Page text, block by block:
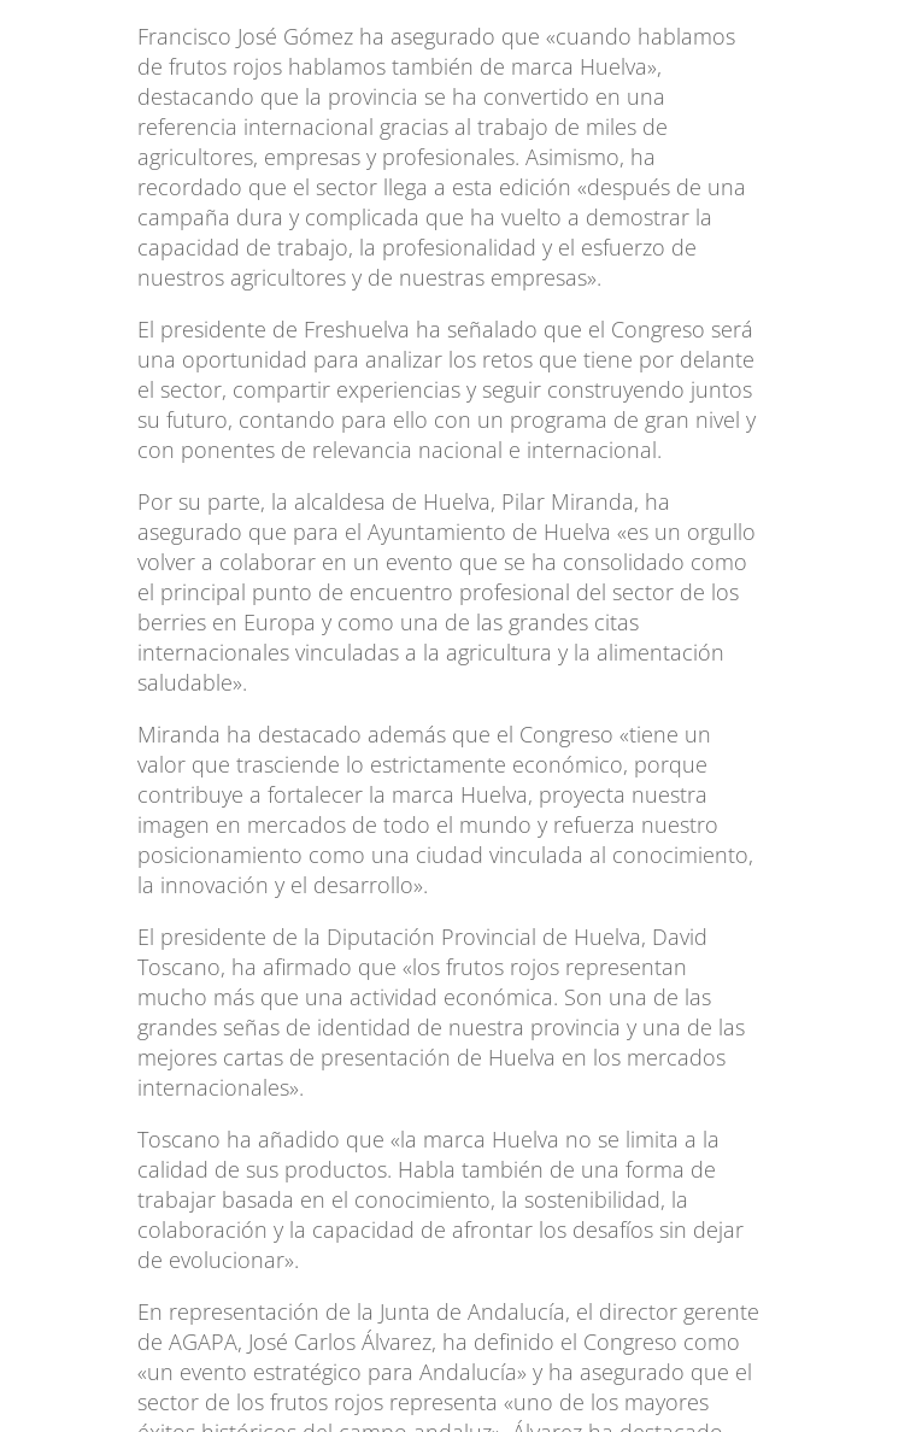
Francisco José Gómez ha asegurado que «cuando hablamos
de frutos rojos hablamos también de marca Huelva»,
destacando que la provincia se ha convertido en una
referencia internacional gracias al trabajo de miles de
agricultores, empresas y profesionales. Asimismo, ha
recordado que el sector llega a esta edición «después de una
campaña dura y complicada que ha vuelto a demostrar la
capacidad de trabajo, la profesionalidad y el esfuerzo de
nuestros agricultores y de nuestras empresas».
El presidente de Freshuelva ha señalado que el Congreso será
una oportunidad para analizar los retos que tiene por delante
el sector, compartir experiencias y seguir construyendo juntos
su futuro, contando para ello con un programa de gran nivel y
con ponentes de relevancia nacional e internacional.
Por su parte, la alcaldesa de Huelva, Pilar Miranda, ha
asegurado que para el Ayuntamiento de Huelva «es un orgullo
volver a colaborar en un evento que se ha consolidado como
el principal punto de encuentro profesional del sector de los
berries en Europa y como una de las grandes citas
internacionales vinculadas a la agricultura y la alimentación
saludable».
Miranda ha destacado además que el Congreso «tiene un
valor que trasciende lo estrictamente económico, porque
contribuye a fortalecer la marca Huelva, proyecta nuestra
imagen en mercados de todo el mundo y refuerza nuestro
posicionamiento como una ciudad vinculada al conocimiento,
la innovación y el desarrollo».
El presidente de la Diputación Provincial de Huelva, David
Toscano, ha afirmado que «los frutos rojos representan
mucho más que una actividad económica. Son una de las
grandes señas de identidad de nuestra provincia y una de las
mejores cartas de presentación de Huelva en los mercados
internacionales».
Toscano ha añadido que «la marca Huelva no se limita a la
calidad de sus productos. Habla también de una forma de
trabajar basada en el conocimiento, la sostenibilidad, la
colaboración y la capacidad de afrontar los desafíos sin dejar
de evolucionar».
En representación de la Junta de Andalucía, el director gerente
de AGAPA, José Carlos Álvarez, ha definido el Congreso como
«un evento estratégico para Andalucía» y ha asegurado que el
sector de los frutos rojos representa «uno de los mayores